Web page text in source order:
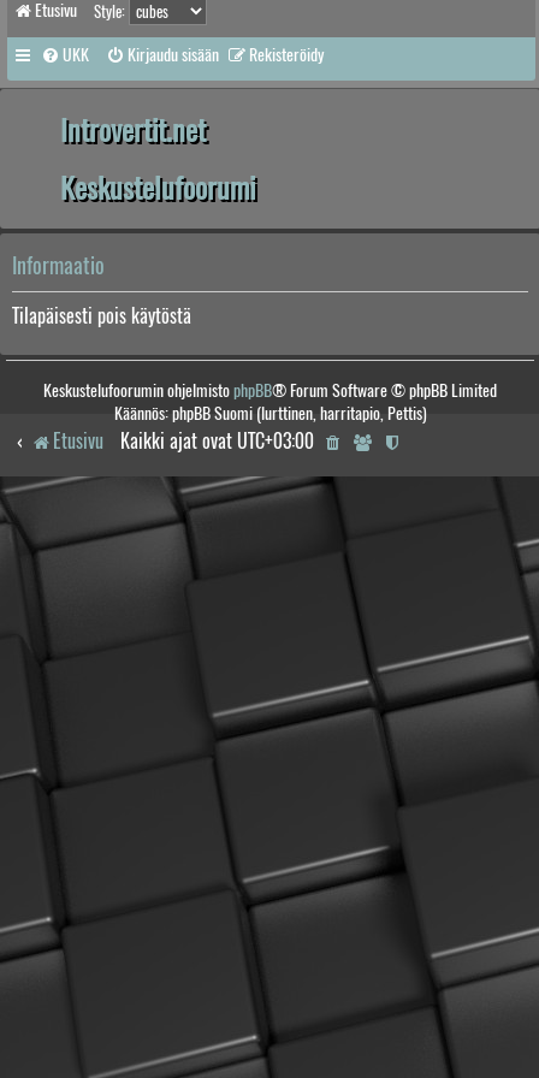
Etusivu Style:
UKK Kirjaudu sisään Rekisteröidy
Introvertit.net
Keskustelufoorumi
Informaatio
Tilapäisesti pois käytöstä
Keskustelufoorumin ohjelmistophpBB® Forum Software © phpBB Limited
Käännös: phpBB Suomi (lurttinen, harritapio, Pettis)
Etusivu Kaikki ajat ovat UTC+03:00